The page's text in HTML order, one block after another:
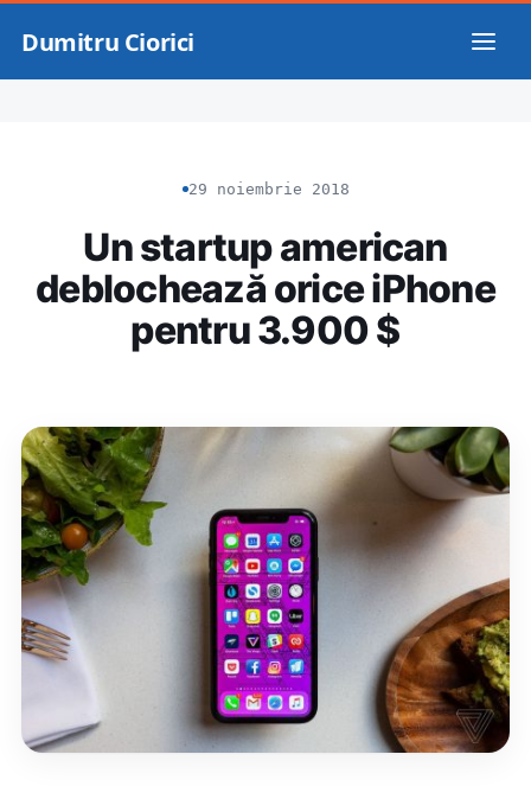
Dumitru Ciorici
29 noiembrie 2018
Un startup american
deblochează orice iPhone
pentru 3.900 $